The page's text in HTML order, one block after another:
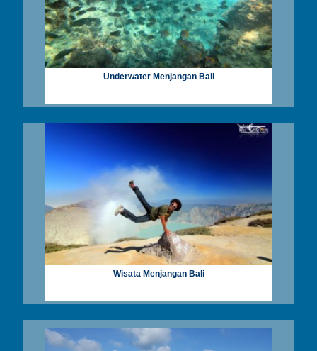
Underwater Menjangan Bali
Wisata Menjangan Bali